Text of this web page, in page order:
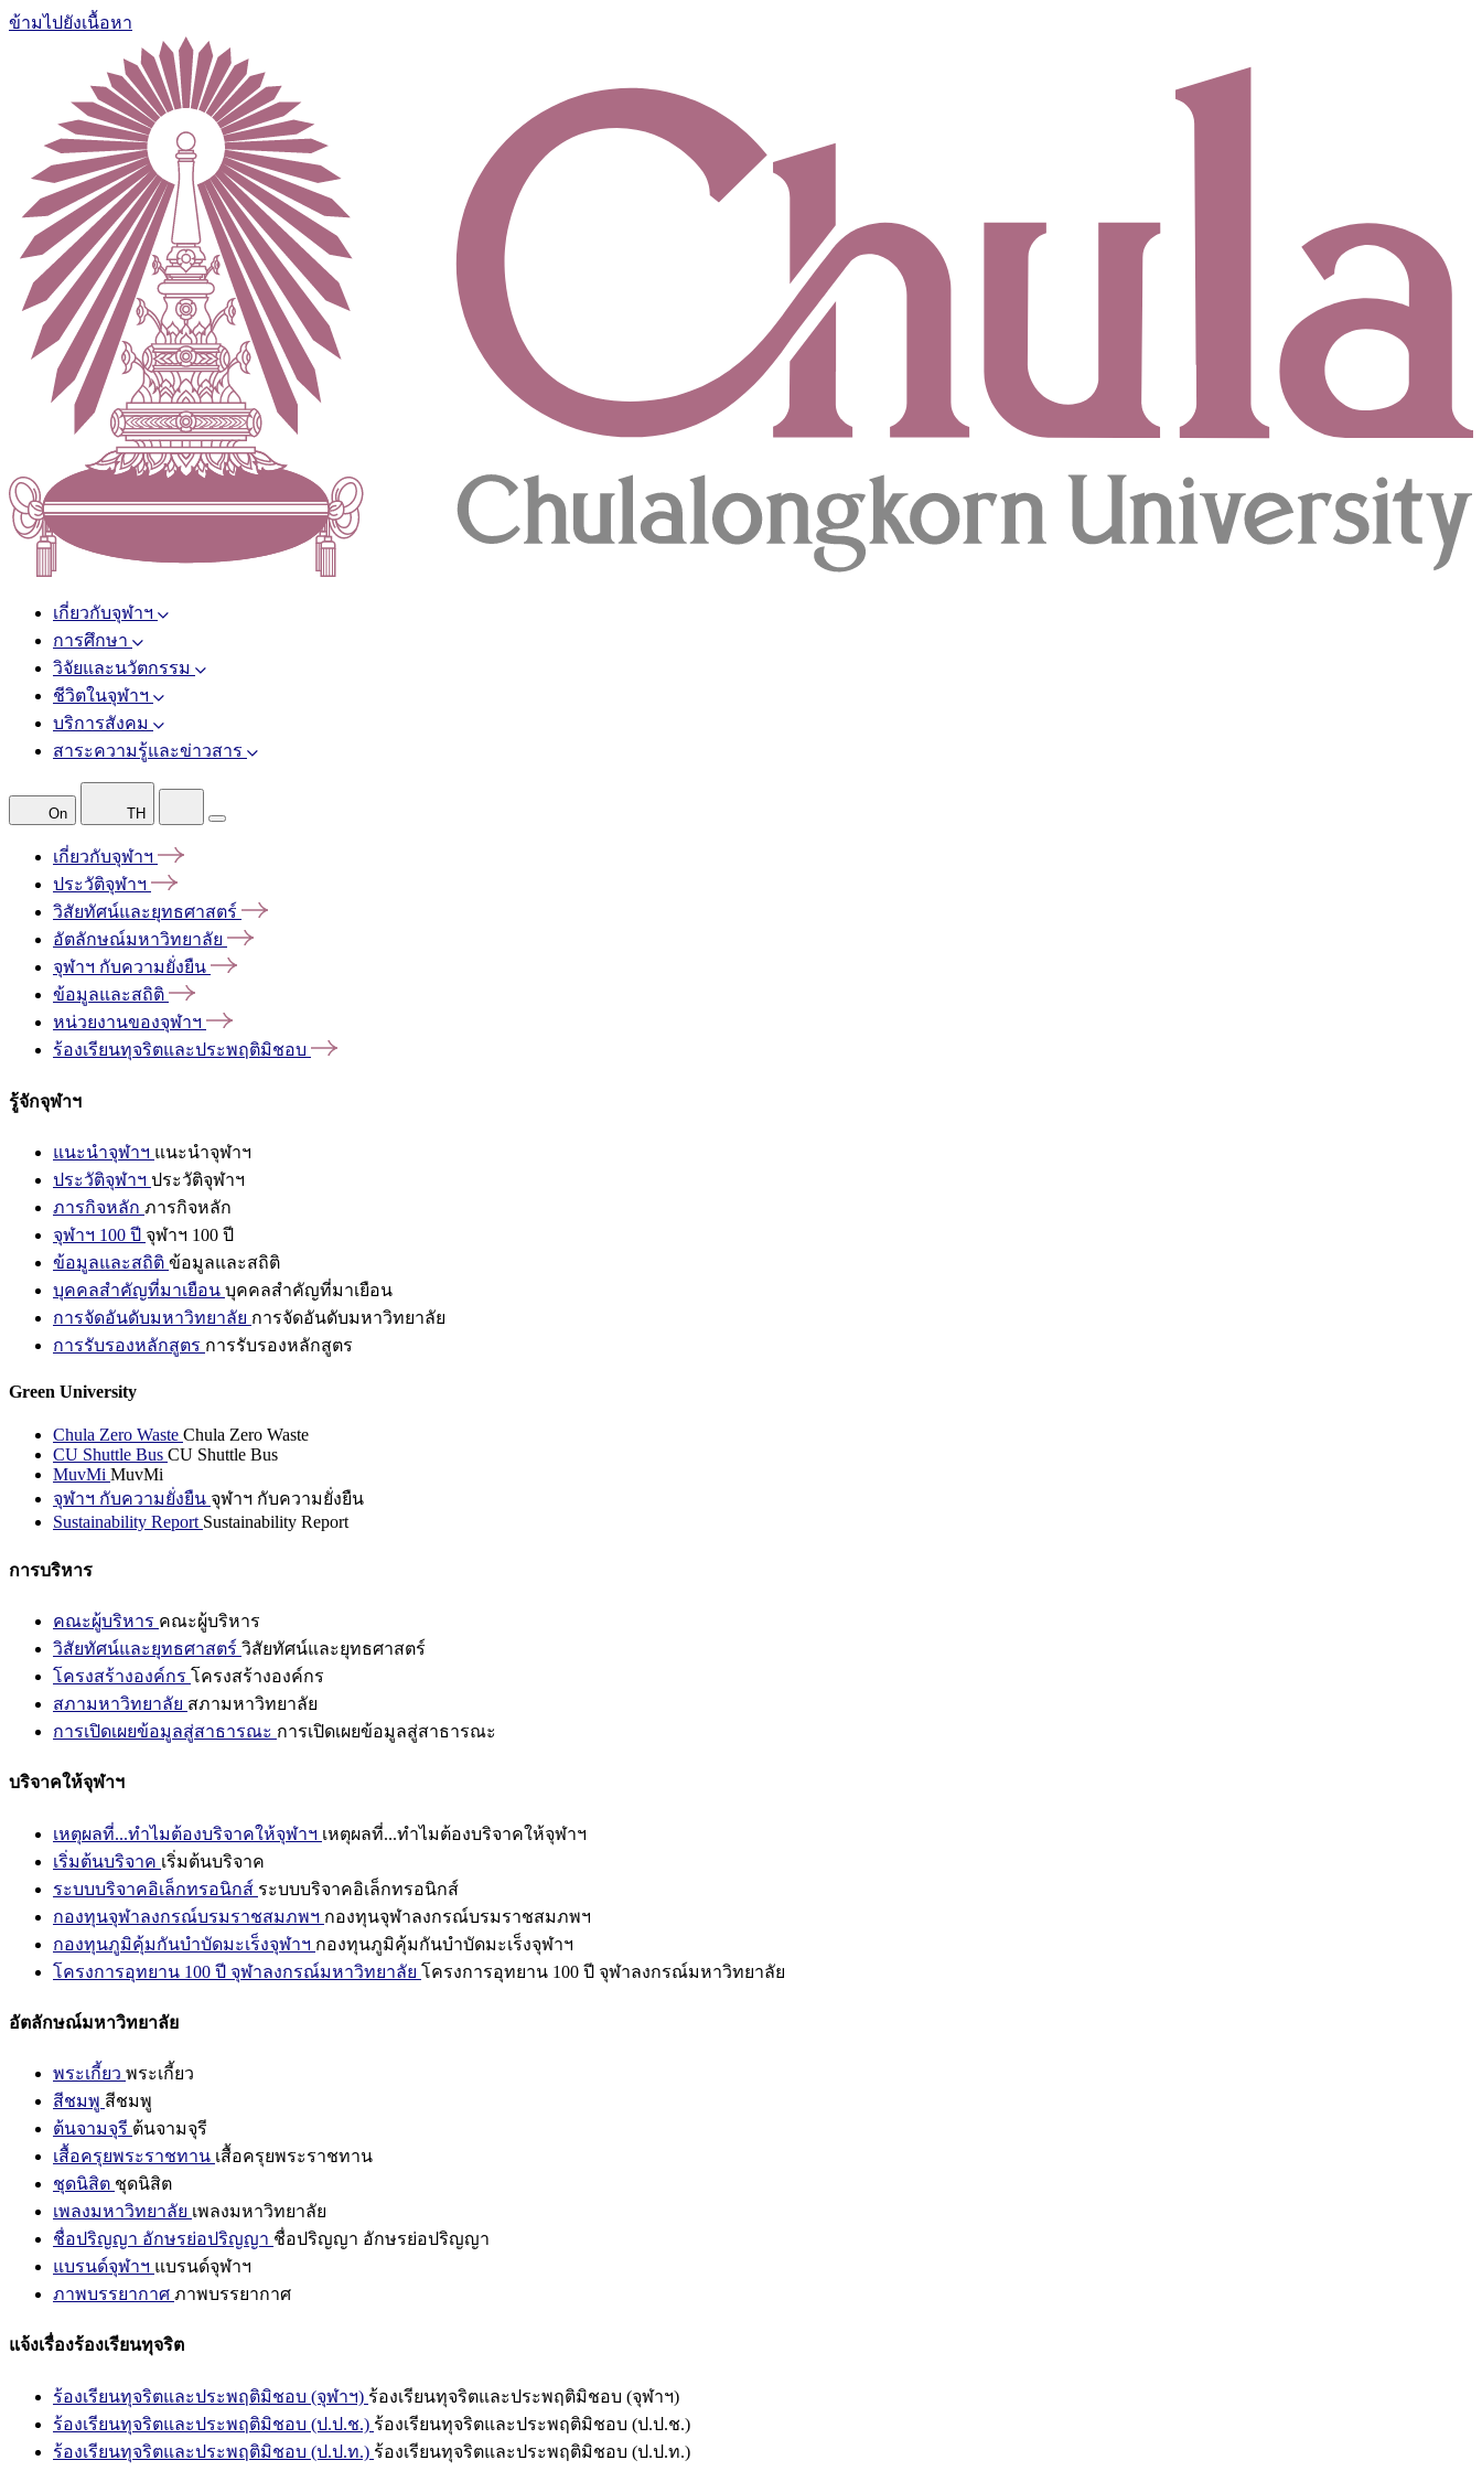
ข้ามไปยังเนื้อหา
เกี่ยวกับจุฬาฯ
การศึกษา
วิจัยและนวัตกรรม
ชีวิตในจุฬาฯ
บริการสังคม
สาระความรู้และข่าวสาร
On TH
เกี่ยวกับจุฬาฯ
ประวัติจุฬาฯ
วิสัยทัศน์และยุทธศาสตร์
อัตลักษณ์มหาวิทยาลัย
จุฬาฯ กับความยั่งยืน
ข้อมูลและสถิติ
หน่วยงานของจุฬาฯ
ร้องเรียนทุจริตและประพฤติมิชอบ
รู้จักจุฬาฯ
แนะนำจุฬาฯ แนะนำจุฬาฯ
ประวัติจุฬาฯ ประวัติจุฬาฯ
ภารกิจหลัก ภารกิจหลัก
จุฬาฯ 100 ปี จุฬาฯ 100 ปี
ข้อมูลและสถิติ ข้อมูลและสถิติ
บุคคลสำคัญที่มาเยือน บุคคลสำคัญที่มาเยือน
การจัดอันดับมหาวิทยาลัย การจัดอันดับมหาวิทยาลัย
การรับรองหลักสูตร การรับรองหลักสูตร
Green University
Chula Zero Waste Chula Zero Waste
CU Shuttle Bus CU Shuttle Bus
MuvMi MuvMi
จุฬาฯ กับความยั่งยืน จุฬาฯ กับความยั่งยืน
Sustainability Report Sustainability Report
การบริหาร
คณะผู้บริหาร คณะผู้บริหาร
วิสัยทัศน์และยุทธศาสตร์ วิสัยทัศน์และยุทธศาสตร์
โครงสร้างองค์กร โครงสร้างองค์กร
สภามหาวิทยาลัย สภามหาวิทยาลัย
การเปิดเผยข้อมูลสู่สาธารณะ การเปิดเผยข้อมูลสู่สาธารณะ
บริจาคให้จุฬาฯ
เหตุผลที่...ทำไมต้องบริจาคให้จุฬาฯ เหตุผลที่...ทำไมต้องบริจาคให้จุฬาฯ
เริ่มต้นบริจาค เริ่มต้นบริจาค
ระบบบริจาคอิเล็กทรอนิกส์ ระบบบริจาคอิเล็กทรอนิกส์
กองทุนจุฬาลงกรณ์บรมราชสมภพฯ กองทุนจุฬาลงกรณ์บรมราชสมภพฯ
กองทุนภูมิคุ้มกันบำบัดมะเร็งจุฬาฯ กองทุนภูมิคุ้มกันบำบัดมะเร็งจุฬาฯ
โครงการอุทยาน 100 ปี จุฬาลงกรณ์มหาวิทยาลัย โครงการอุทยาน 100 ปี จุฬาลงกรณ์มหาวิทยาลัย
อัตลักษณ์มหาวิทยาลัย
พระเกี้ยว พระเกี้ยว
สีชมพู สีชมพู
ต้นจามจุรี ต้นจามจุรี
เสื้อครุยพระราชทาน เสื้อครุยพระราชทาน
ชุดนิสิต ชุดนิสิต
เพลงมหาวิทยาลัย เพลงมหาวิทยาลัย
ชื่อปริญญา อักษรย่อปริญญา ชื่อปริญญา อักษรย่อปริญญา
แบรนด์จุฬาฯ แบรนด์จุฬาฯ
ภาพบรรยากาศ ภาพบรรยากาศ
แจ้งเรื่องร้องเรียนทุจริต
ร้องเรียนทุจริตและประพฤติมิชอบ (จุฬาฯ) ร้องเรียนทุจริตและประพฤติมิชอบ (จุฬาฯ)
ร้องเรียนทุจริตและประพฤติมิชอบ (ป.ป.ช.) ร้องเรียนทุจริตและประพฤติมิชอบ (ป.ป.ช.)
ร้องเรียนทุจริตและประพฤติมิชอบ (ป.ป.ท.) ร้องเรียนทุจริตและประพฤติมิชอบ (ป.ป.ท.)